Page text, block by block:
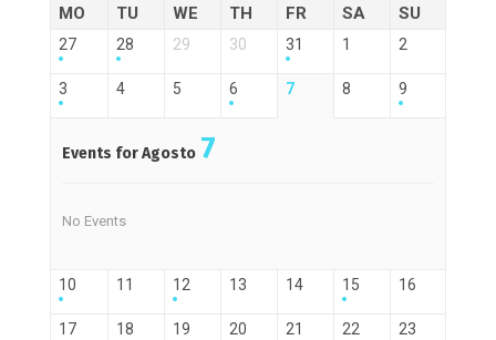
MO TU WE TH FR SA SU
27 28 29 30 31 1 2
3 4 5 6 7 8 9
Events for Agosto 7
No Events
10 11 12 13 14 15 16
17 18 19 20 21 22 23